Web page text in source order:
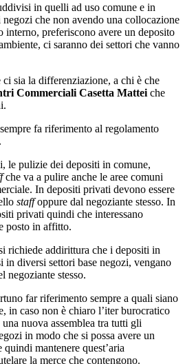
in quelli ad uso comune e in
che non avendo una collocazione
interno, preferiscono avere un deposito
ci saranno dei settori che vanno
sia la differenziazione, a chi è che
Commerciali Casetta Mattei che
fa riferimento al regolamento
le pulizie dei depositi in comune,
che va a pulire anche le aree comuni
In depositi privati devono essere
staffoppure dal negoziante stesso. In
privati quindi che interessano
posto in affitto.
richiede addirittura che i depositi in
in diversi settori base negozi, vengano
negoziante stesso.
far riferimento sempre a quali siano
in caso non è chiaro l’iter burocratico
nuova assemblea tra tutti gli
in modo che si possa avere un
mantenere quest’aria
la merce che contengono.